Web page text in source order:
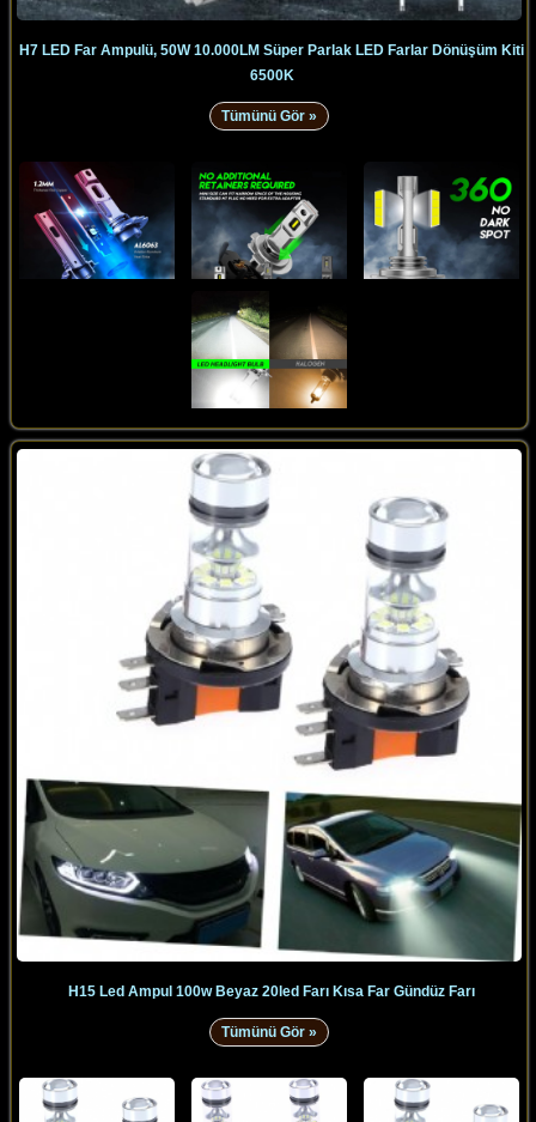
H7 LED Far Ampulü, 50W 10.000LM Süper Parlak LED Farlar Dönüşüm Kiti
6500K
Tümünü Gör »
H15 Led Ampul 100w Beyaz 20led Farı Kısa Far Gündüz Farı
Tümünü Gör »